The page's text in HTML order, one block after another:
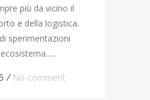
più da vicino il
e della logistica.
sperimentazioni
/ No comment